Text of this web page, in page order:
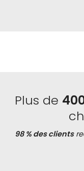
Plus de
98 % des clients